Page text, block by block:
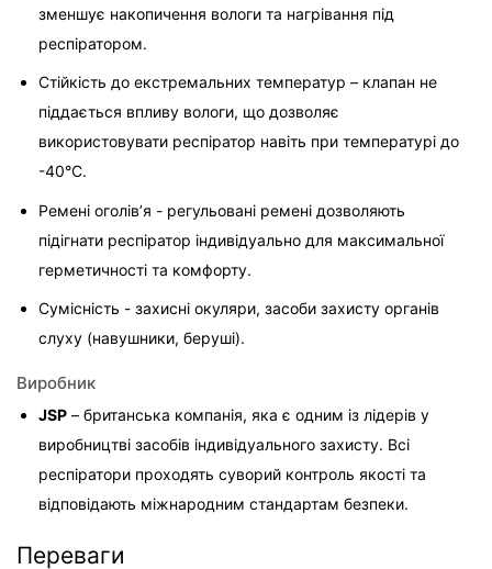
зменшує накопичення вологи та нагрівання під
респіратором.
Стійкість до екстремальних температур – клапан не
піддається впливу вологи, що дозволяє
використовувати респіратор навіть при температурі до
-40°C.
Ремені оголів’я - регульовані ремені дозволяють
підігнати респіратор індивідуально для максимальної
герметичності та комфорту.
Сумісність - захисні окуляри, засоби захисту органів
слуху (навушники, беруші).
Виробник
JSP – британська компанія, яка є одним із лідерів у
виробництві засобів індивідуального захисту. Всі
респіратори проходять суворий контроль якості та
відповідають міжнародним стандартам безпеки.
Переваги